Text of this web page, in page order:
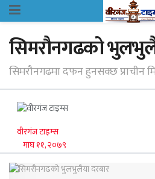
सिमरौनगढको
सिमरौनगढमा दफन हुनसक्छ प्राचीन
वीरगंज टाइम्स
माघ ११, २०७९